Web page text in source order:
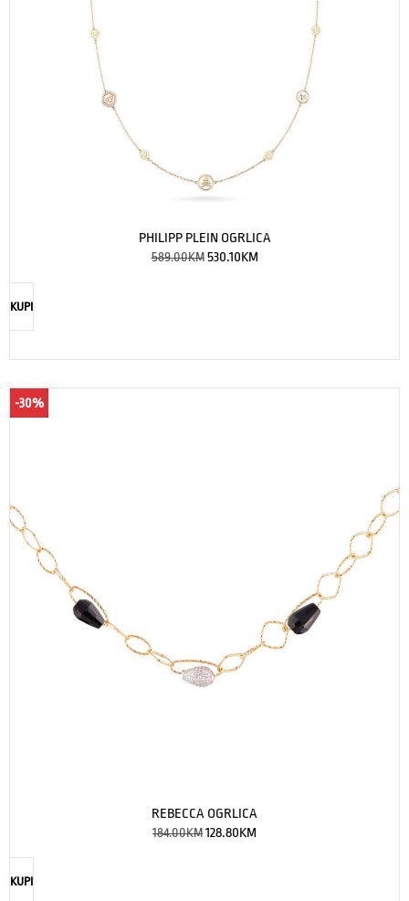
PHILIPP PLEIN OGRLICA
589.00KM 530.10KM
KUPI
-30%
REBECCA OGRLICA
184.00KM128.80KM
KUPI